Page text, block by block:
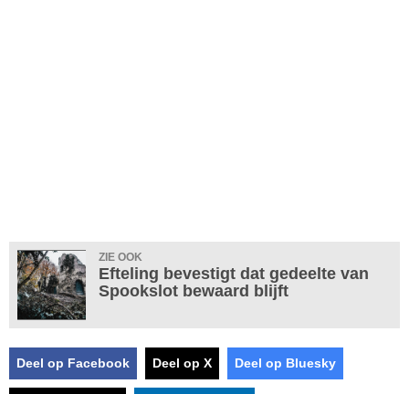
ZIE OOK
Efteling bevestigt dat gedeelte van
Spookslot bewaard blijft
Deel op Facebook Deel op X Deel op Bluesky